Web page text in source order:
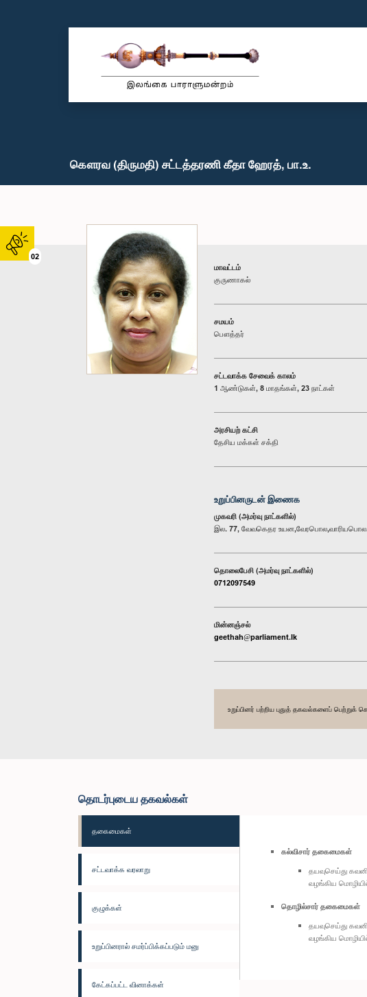
02
கௌரவ (திருமதி) சட்டத்தரணி கீதா ஹேரத், பா.உ.
மாவட்டம்
குருணாகல்
சமயம்
பௌத்தர்
சட்டவாக்க சேவைக் காலம்
1 ஆண்டுகள், 8 மாதங்கள், 23 நாட்கள்
அரசியற் கட்சி
தேசிய மக்கள் சக்தி
உறுப்பினருடன் இணைக
முகவரி (அமர்வு நாட்களில்)
இல. 77, வேவகெதர
தொலைபேசி (அமர்வு நாட்களில்)
0712097549
மின்னஞ்சல்
geethah@parliament.lk
உறுப்பினர் பற்றிய புதுத் தகவல்களைப் பெற்றுக்
தொடர்புடைய தகவல்கள்
தகைமைகள்
சட்டவாக்க வரலாறு
குழுக்கள்
உறுப்பினரால் சமர்ப்பிக்கப்படும் மனு
கேட்கப்பட்ட வினாக்கள்
கல்விசார் தகைமைகள்
தயவுசெய்து
வழங்கிய
தொழில்சார் தகைமைகள்
தயவுசெய்து
வழங்கிய